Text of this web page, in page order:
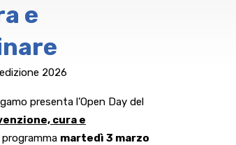
e
2026
presenta l’Open Day del
cura e
programma martedì 3 marzo